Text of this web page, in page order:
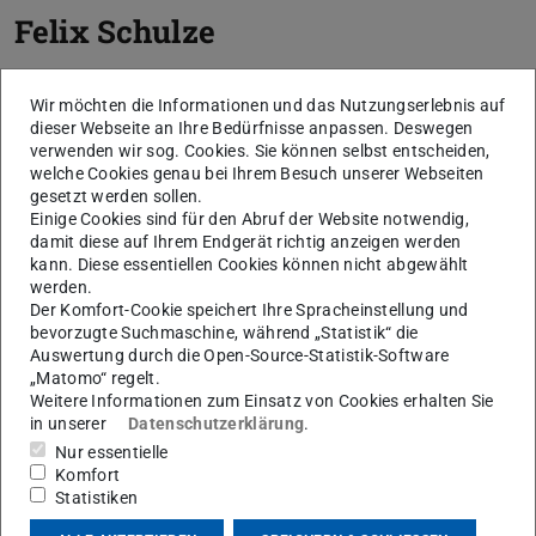
Felix Schulze
S
Wir möchten die Informationen und das Nutzungserlebnis auf
dieser Webseite an Ihre Bedürfnisse anpassen. Deswegen
verwenden wir sog. Cookies. Sie können selbst entscheiden,
welche Cookies genau bei Ihrem Besuch unserer Webseiten
gesetzt werden sollen.
Einige Cookies sind für den Abruf der Website notwendig,
damit diese auf Ihrem Endgerät richtig anzeigen werden
kann. Diese essentiellen Cookies können nicht abgewählt
werden.
Der Komfort-Cookie speichert Ihre Spracheinstellung und
bevorzugte Suchmaschine, während „Statistik“ die
Auswertung durch die Open-Source-Statistik-Software
„Matomo“ regelt.
Weitere Informationen zum Einsatz von Cookies erhalten Sie
in unserer
Datenschutzerklärung.
Nur essentielle
Komfort
Statistiken